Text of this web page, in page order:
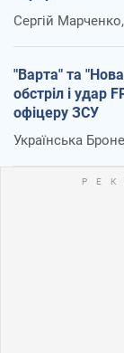
Сергій
"Варта" та
обстріл і удар
офіцеру ЗСУ
Українська